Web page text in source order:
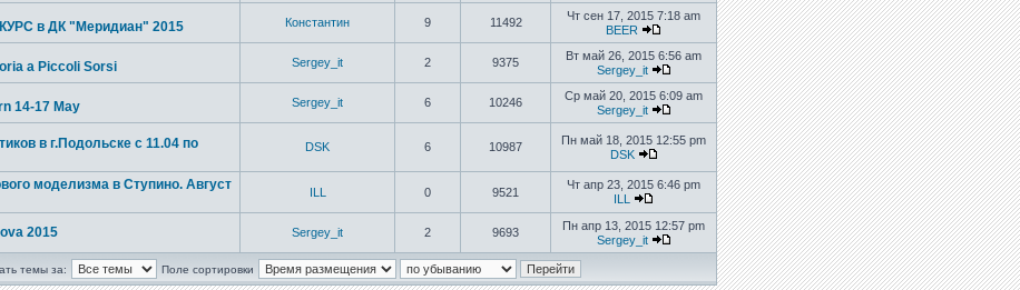
в ДК "Меридиан" 2015 Константин 9 11492
Чт сен 17, 2015 7:18 am
BEER
a Piccoli Sorsi Sergey_it 2 9375
Вт май 26, 2015 6:56 am
Sergey_it
14-17 May Sergey_it 6 10246
Ср май 20, 2015 6:09 am
Sergey_it
в г.Подольске с 11.04 по
DSK 6 10987
Пн май 18, 2015 12:55 pm
DSK
моделизма в Ступино. Август
ILL 0 9521
Чт апр 23, 2015 6:46 pm
ILL
2015 Sergey_it 2 9693
Пн апр 13, 2015 12:57 pm
Sergey_it
темы за: Поле сортировки